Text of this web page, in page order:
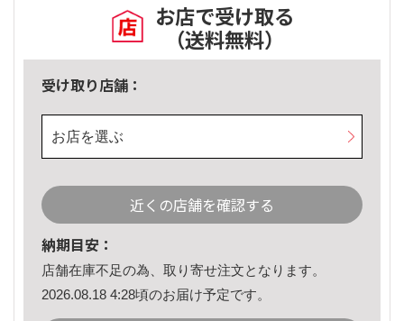
お店で受け取る
（送料無料）
受け取り店舗：
お店を選ぶ
近くの店舗を確認する
納期目安：
店舗在庫不足の為、取り寄せ注文となります。
2026.08.18 4:28頃のお届け予定です。